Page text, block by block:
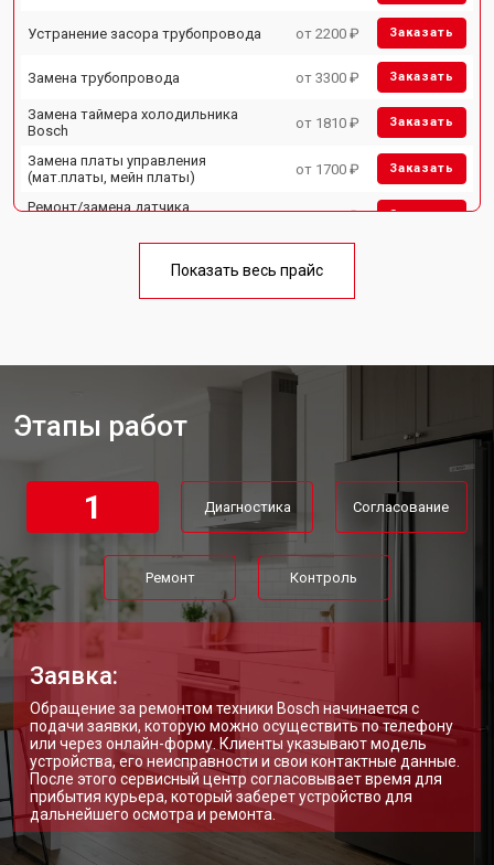
Устранение засора трубопровода от 2200 ₽ Заказать
Замена трубопровода от 3300 ₽ Заказать
Замена таймера холодильника
Bosch
от 1810 ₽ Заказать
Замена платы управления
(мат.платы, мейн платы)
от 1700 ₽ Заказать
Ремонт/замена датчика
от 2550 ₽ Заказать
от 1700 ₽
Замена дефростера от 4750 ₽
Замена нагревателя испарителя
Замена нагревателя оттайки Заказать
Замена реле холодильника Bosch от 2550 ₽ Заказать
Устранение утечки хладагента от 1900 ₽
Показать весь прайс
Этапы работ
1 Диагностика Согласование
Ремонт Контроль
Заявка:
Обращение за ремонтом техники Bosch начинается с
подачи заявки, которую можно осуществить по телефону
или через онлайн-форму. Клиенты указывают модель
устройства, его неисправности и свои контактные данные.
После этого сервисный центр согласовывает время для
прибытия курьера, который заберет устройство для
дальнейшего осмотра и ремонта.